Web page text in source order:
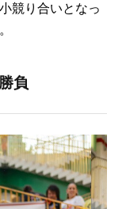
競り合いとなっ
。
負